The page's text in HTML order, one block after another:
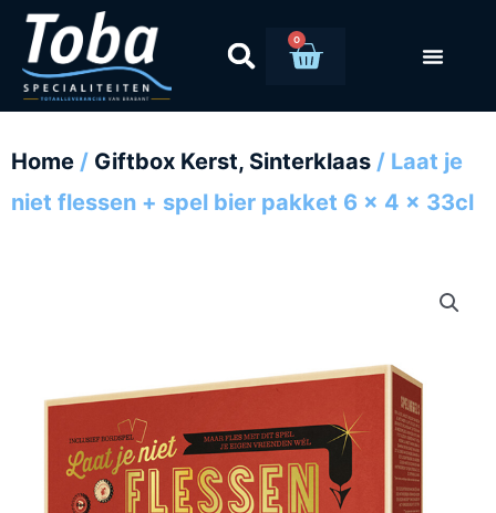
inhoud
0
Home / Giftbox Kerst, Sinterklaas / Laat je
niet flessen + spel bier pakket 6 x 4 x 33cl